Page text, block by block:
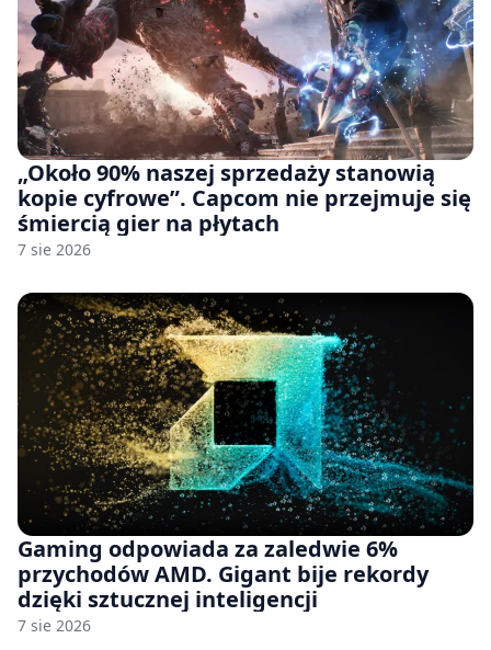
„Około 90% naszej sprzedaży stanowią
kopie cyfrowe”. Capcom nie przejmuje się
śmiercią gier na płytach
7 sie 2026
Gaming odpowiada za zaledwie 6%
przychodów AMD. Gigant bije rekordy
dzięki sztucznej inteligencji
7 sie 2026